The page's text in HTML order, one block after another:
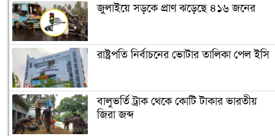
জুলাইয়ে সড়কে প্রাণ ঝড়েছে ৪১৬ জনের
রাষ্ট্রপতি নির্বাচনের ভোটার তালিকা পেল ইসি
বালুভর্তি ট্রাক থেকে কোটি টাকার ভারতীয়
জিরা জব্দ